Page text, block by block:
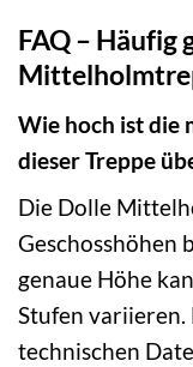
FAQ – Häufig
Wie hoch ist die
dieser Treppe
Die Dolle
Geschosshöhen
genaue Höhe
Stufen variieren.
technischen